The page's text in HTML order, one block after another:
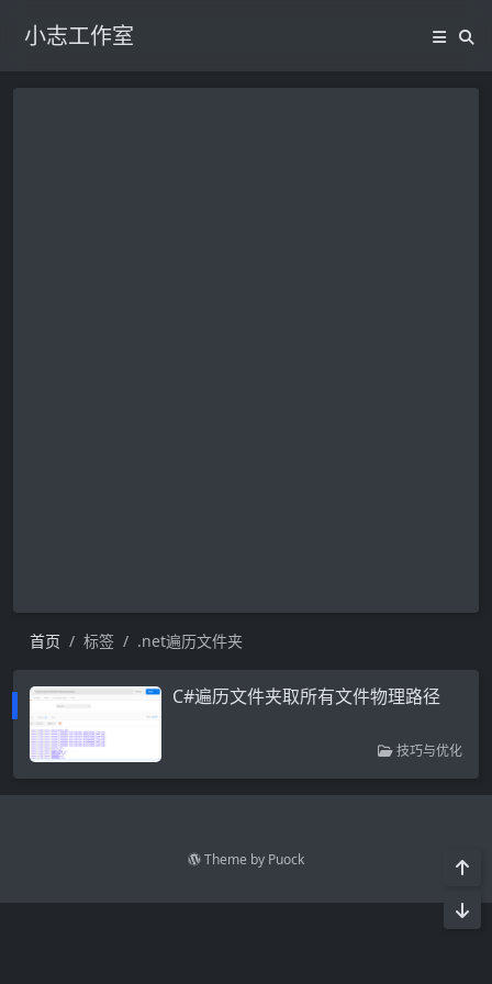
小志工作室
首页 标签 .net遍历文件夹
C#遍历文件夹取所有文件物理路径
技巧与优化
Theme by Puock